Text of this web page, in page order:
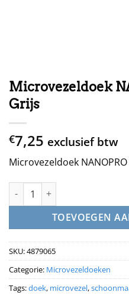
Microvezeldoek
Grijs
€7,25 exclusief btw
Microvezeldoek NANOPRO
Microvezeldoek NANOPRO
TOEVOEGEN
SKU:4879065
Categorie: Microvezeldoeken
Tags:doek, microvezel,